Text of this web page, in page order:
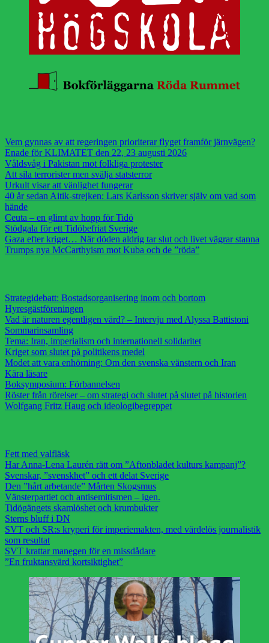
Vem gynnas av att regeringen prioriterar flyget framför järnvägen?
Enade för KLIMATET den 22, 23 augusti 2026
Våldsvåg i Pakistan mot folkliga protester
Att sila terrorister men svälja statsterror
Urkult visar att vänlighet fungerar
40 år sedan Aitik-strejken: Lars Karlsson skriver själv om vad som
hände
Ceuta – en glimt av hopp för Tidö
Stödgala för ett Tidöbefriat Sverige
Gaza efter kriget… När döden aldrig tar slut och livet vägrar stanna
Trumps nya McCarthyism mot Kuba och de ”röda”
Strategidebatt: Bostadsorganisering inom och bortom
Hyresgästföreningen
Vad är naturen egentligen värd? – Intervju med Alyssa Battistoni
Sommarinsamling
Tema: Iran, imperialism och internationell solidaritet
Kriget som slutet på politikens medel
Modet att vara enhörning: Om den svenska vänstern och Iran
Kära läsare
Boksymposium: Förbannelsen
Röster från rörelser – om strategi och slutet på slutet på historien
Wolfgang Fritz Haug och ideologibegreppet
Fett med valfläsk
Har Anna-Lena Laurén rätt om ”Aftonbladet kulturs kampanj”?
Svenskar, ”svenskhet” och ett delat Sverige
Den ”hårt arbetande” Mårten Skogsmus
Vänsterpartiet och antisemitismen – igen.
Tidögängets skamlöshet och krumbukter
Sterns bluff i DN
SVT och SR:s kryperi för imperiemakten, med värdelös journalistik
som resultat
SVT krattar manegen för en missdådare
”En fruktansvärd kortsiktighet”